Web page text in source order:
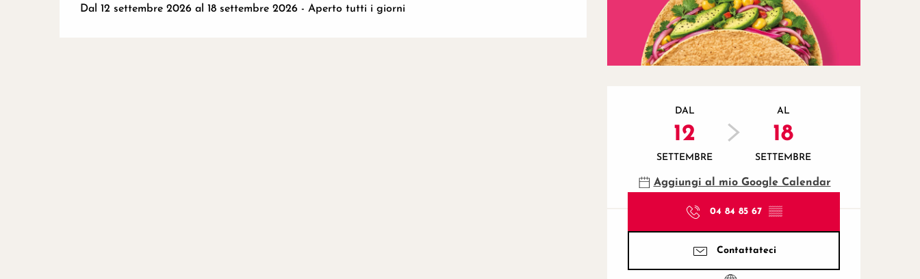
Orari e contatti
DAL
12
SETTEMBRE
AL
18
SETTEMBRE
Aggiungi al mio Google Calendar
04 84 85 67 ▒▒
Contattateci
Dal 12 settembre 2026 al 18 settembre 2026 - Aperto tutti i giorni